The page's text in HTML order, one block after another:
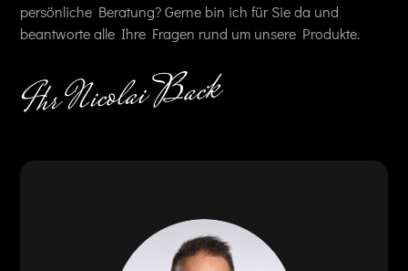
persönliche Beratung? Gerne bin ich für Sie da und
beantworte alle Ihre Fragen rund um unsere Produkte.